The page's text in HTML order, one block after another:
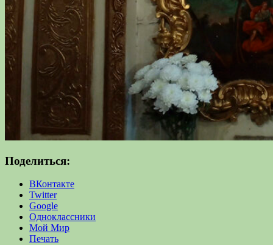
Поделиться:
ВКонтакте
Twitter
Google
Одноклассники
Мой Мир
Печать